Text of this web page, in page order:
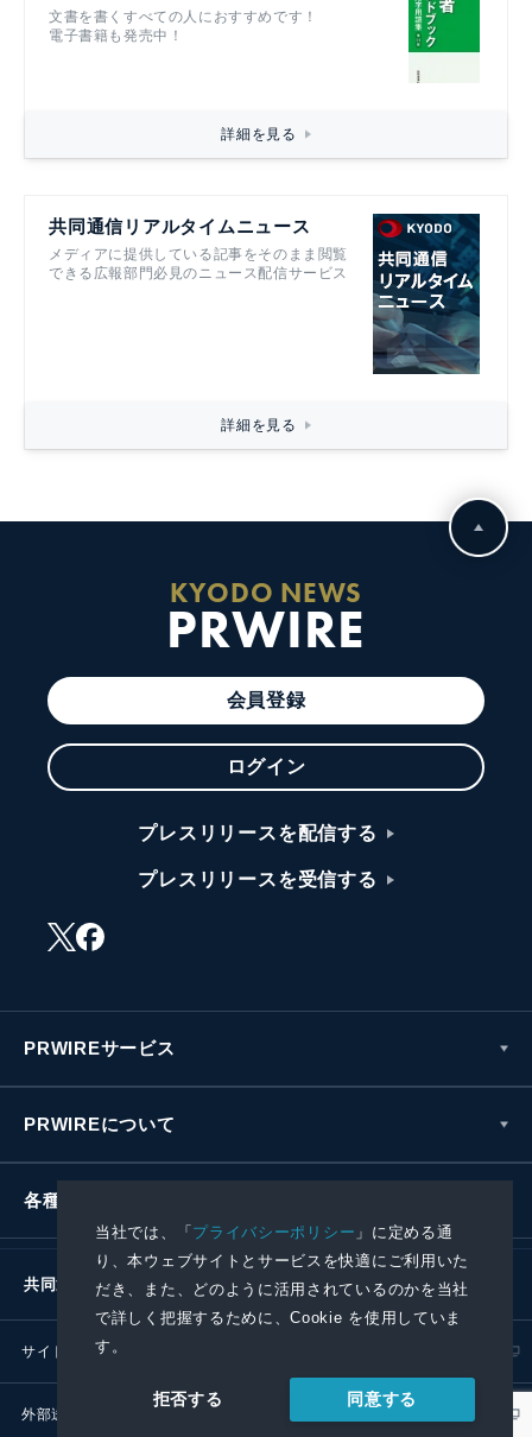
当社では、「プライバシーポリシー 」に定める通
り、本ウェブサイトとサービスを快適にご利用いた
だき、また、どのように活用されているのかを当社
で詳しく把握するために、Cookie を使用していま
す。
拒否する 同意する
文書を書くすべての人におすすめです！
電子書籍も発売中！
詳細を見る
共同通信リアルタイムニュース
メディアに提供している記事をそのまま閲覧
できる広報部門必見のニュース配信サービス
詳細を見る
KYODO NEWS
PRWIRE
会員登録
ログイン
プレスリリースを配信する
プレスリリースを受信する
PRWIREサービス
PRWIREについて
各種お問い合わせ
共同通信社グループ
サイトポリシー
外部送信ポリシー プレスリリース取扱基準